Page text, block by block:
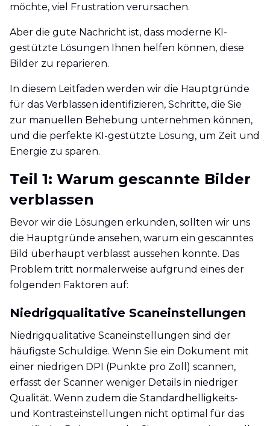
möchte, viel Frustration verursachen.
Aber die gute Nachricht ist, dass moderne KI-
gestützte Lösungen Ihnen helfen können, diese
Bilder zu reparieren.
In diesem Leitfaden werden wir die Hauptgründe
für das Verblassen identifizieren, Schritte, die Sie
zur manuellen Behebung unternehmen können,
und die perfekte KI-gestützte Lösung, um Zeit und
Energie zu sparen.
Teil 1: Warum gescannte Bilder
verblassen
Bevor wir die Lösungen erkunden, sollten wir uns
die Hauptgründe ansehen, warum ein gescanntes
Bild überhaupt verblasst aussehen könnte. Das
Problem tritt normalerweise aufgrund eines der
folgenden Faktoren auf:
Niedrigqualitative Scaneinstellungen
Niedrigqualitative Scaneinstellungen sind der
häufigste Schuldige. Wenn Sie ein Dokument mit
einer niedrigen DPI (Punkte pro Zoll) scannen,
erfasst der Scanner weniger Details in niedriger
Qualität. Wenn zudem die Standardhelligkeits-
und Kontrasteinstellungen nicht optimal für das